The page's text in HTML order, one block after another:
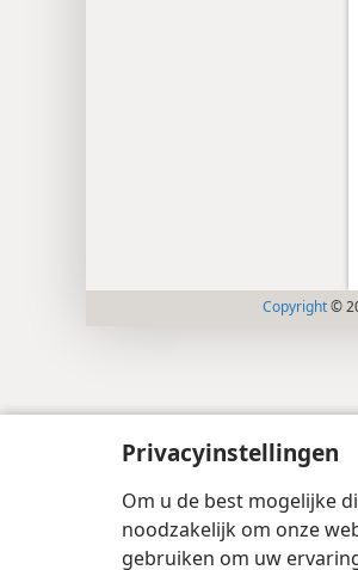
Privacyinstellingen
Om u de best mogelijke
noodzakelijk om onze
gebruiken om uw
Copyright©